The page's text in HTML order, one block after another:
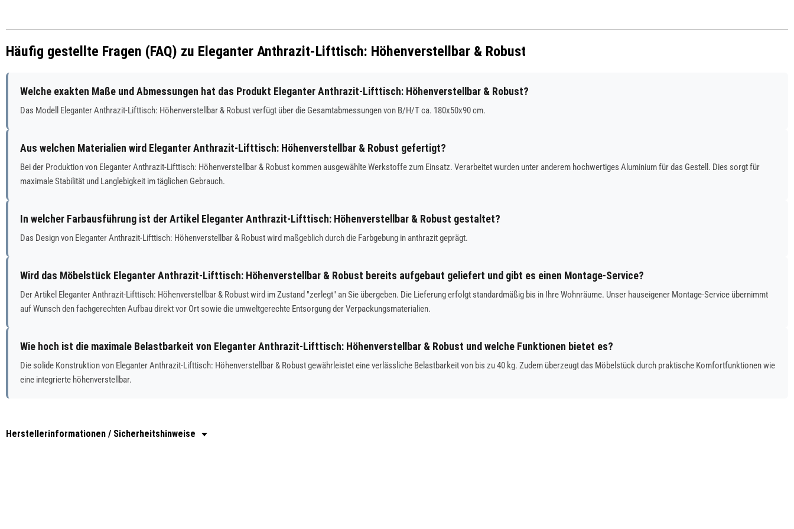
Häufig gestellte Fragen (FAQ) zu Eleganter Anthrazit-Lifttisch: Höhenverstellbar & Robust
Welche exakten Maße und Abmessungen hat das Produkt Eleganter Anthrazit-Lifttisch: Höhenverstellbar & Robust?
Das Modell Eleganter Anthrazit-Lifttisch: Höhenverstellbar & Robust verfügt über die Gesamtabmessungen von B/H/T ca. 180x50x90 cm.
Aus welchen Materialien wird Eleganter Anthrazit-Lifttisch: Höhenverstellbar & Robust gefertigt?
Bei der Produktion von Eleganter Anthrazit-Lifttisch: Höhenverstellbar & Robust kommen ausgewählte Werkstoffe zum Einsatz. Verarbeitet wurden unter anderem hochwertiges Aluminium für das Gestell. Dies sorgt für
maximale Stabilität und Langlebigkeit im täglichen Gebrauch.
In welcher Farbausführung ist der Artikel Eleganter Anthrazit-Lifttisch: Höhenverstellbar & Robust gestaltet?
Das Design von Eleganter Anthrazit-Lifttisch: Höhenverstellbar & Robust wird maßgeblich durch die Farbgebung in anthrazit geprägt.
Wird das Möbelstück Eleganter Anthrazit-Lifttisch: Höhenverstellbar & Robust bereits aufgebaut geliefert und gibt es einen Montage-Service?
Der Artikel Eleganter Anthrazit-Lifttisch: Höhenverstellbar & Robust wird im Zustand "zerlegt" an Sie übergeben. Die Lieferung erfolgt standardmäßig bis in Ihre Wohnräume. Unser hauseigener Montage-Service übernimmt
auf Wunsch den fachgerechten Aufbau direkt vor Ort sowie die umweltgerechte Entsorgung der Verpackungsmaterialien.
Wie hoch ist die maximale Belastbarkeit von Eleganter Anthrazit-Lifttisch: Höhenverstellbar & Robust und welche Funktionen bietet es?
Die solide Konstruktion von Eleganter Anthrazit-Lifttisch: Höhenverstellbar & Robust gewährleistet eine verlässliche Belastbarkeit von bis zu 40 kg. Zudem überzeugt das Möbelstück durch praktische Komfortfunktionen wie
eine integrierte höhenverstellbar.
Herstellerinformationen / Sicherheitshinweise